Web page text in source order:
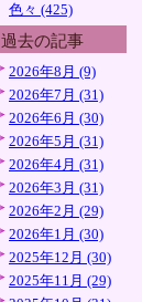
色々 (425)
過去の記事
2026年8月 (9)
2026年7月 (31)
2026年6月 (30)
2026年5月 (31)
2026年4月 (31)
2026年3月 (31)
2026年2月 (29)
2026年1月 (30)
2025年12月 (30)
2025年11月 (29)